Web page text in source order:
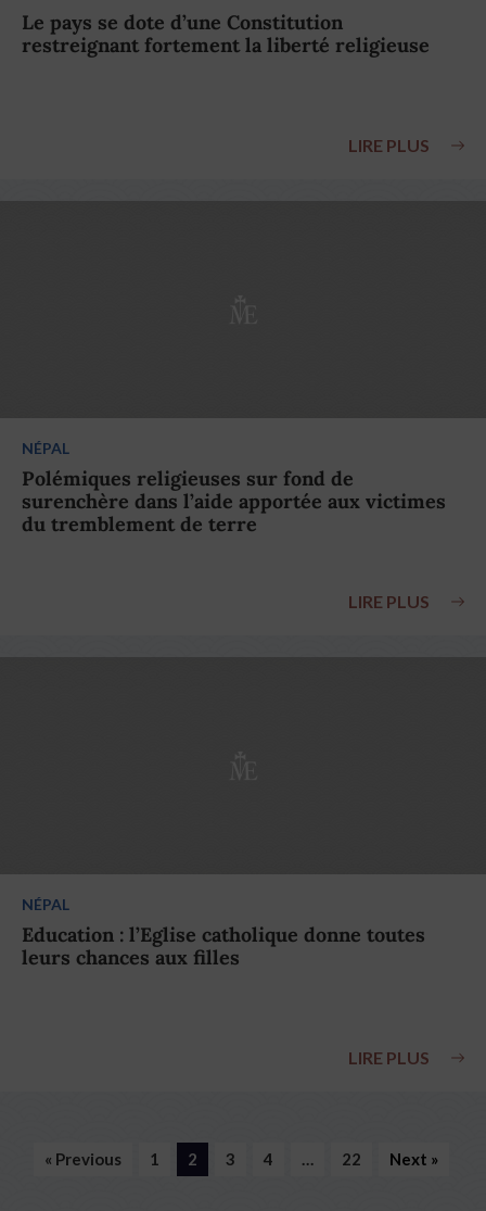
Le pays se dote d’une Constitution
restreignant fortement la liberté religieuse
LIRE PLUS
NÉPAL
Polémiques religieuses sur fond de
surenchère dans l’aide apportée aux victimes
du tremblement de terre
LIRE PLUS
NÉPAL
Education : l’Eglise catholique donne toutes
leurs chances aux filles
LIRE PLUS
« Previous 1 2 3 4 … 22 Next »